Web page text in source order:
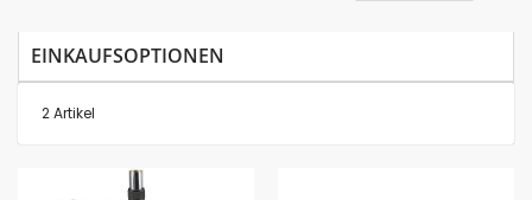
2Artikel
EINKAUFSOPTIONEN